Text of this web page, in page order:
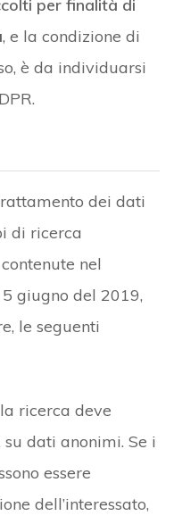
per finalità di
, e la condizione di
è da individuarsi
dei dati
di ricerca
nel
giugno del 2019,
le seguenti
ricerca deve
su dati anonimi. Se i
essere
dell’interessato,